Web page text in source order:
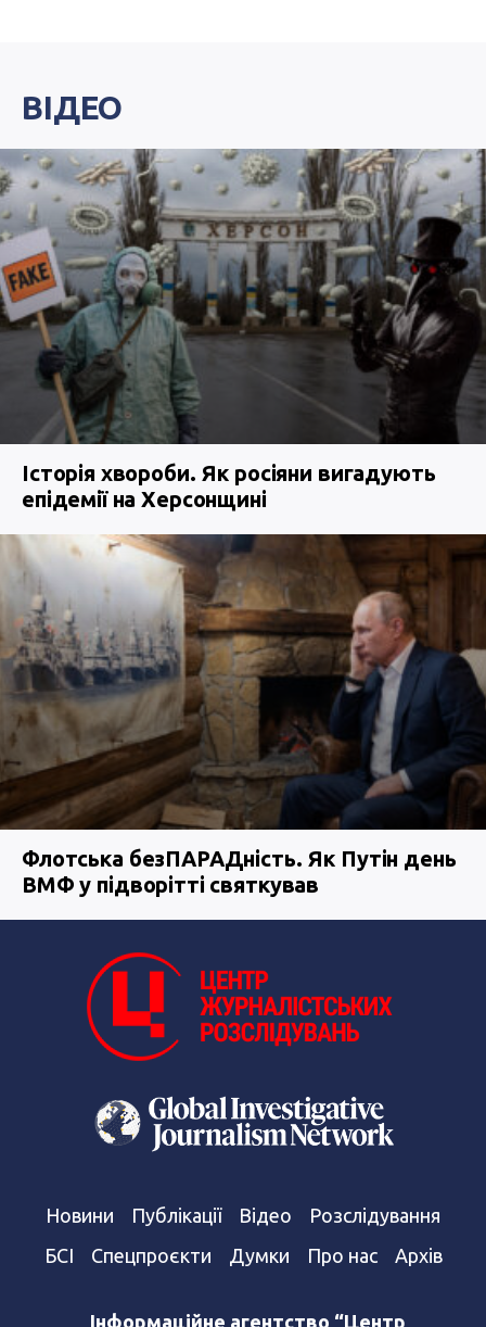
ВІДЕО
Історія хвороби. Як росіяни вигадують
епідемії на Херсонщині
Флотська безПАРАДність. Як Путін день
ВМФ у підворітті святкував
Новини Публікації Відео
Розслідування
БСІ
Спецпроєкти Думки Про нас Архів
Інформаційне агентство “Центр